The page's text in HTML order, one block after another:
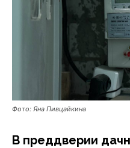
Фото: Яна Пивцайкина
В преддверии